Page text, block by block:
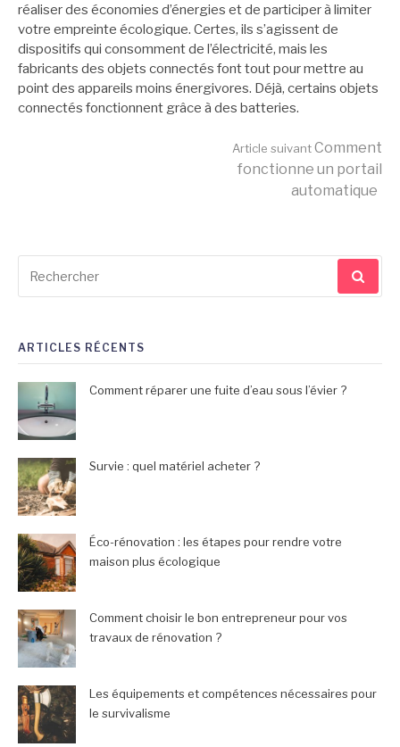
réaliser des économies d’énergies et de participer à limiter
votre empreinte écologique. Certes, ils s’agissent de
dispositifs qui consomment de l’électricité, mais les
fabricants des objets connectés font tout pour mettre au
point des appareils moins énergivores. Déjà, certains objets
connectés fonctionnent grâce à des batteries.
suite
Article suivantComment
fonctionne un portail
automatique
pour
ARTICLES RÉCENTS
Comment réparer une fuite d’eau sous l’évier ?
Survie : quel matériel acheter ?
Éco-rénovation : les étapes pour rendre votre
maison plus écologique
Comment choisir le bon entrepreneur pour vos
travaux de rénovation ?
Les équipements et compétences nécessaires pour
le survivalisme